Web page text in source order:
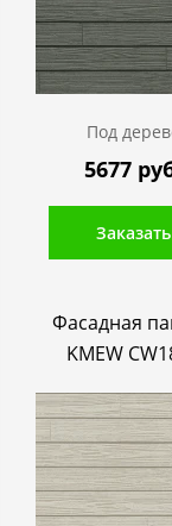
Под
5677
Заказать
Фасадная
KMEW